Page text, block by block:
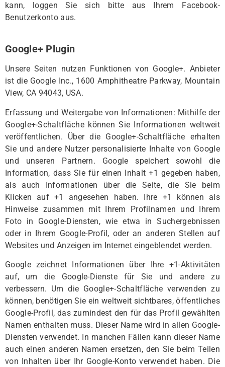
kann, loggen Sie sich bitte aus Ihrem Facebook-
Benutzerkonto aus.
Google+ Plugin
Unsere Seiten nutzen Funktionen von Google+. Anbieter
ist die Google Inc., 1600 Amphitheatre Parkway, Mountain
View, CA 94043, USA.
Erfassung und Weitergabe von Informationen: Mithilfe der
Google+-Schaltfläche können Sie Informationen weltweit
veröffentlichen. Über die Google+-Schaltfläche erhalten
Sie und andere Nutzer personalisierte Inhalte von Google
und unseren Partnern. Google speichert sowohl die
Information, dass Sie für einen Inhalt +1 gegeben haben,
als auch Informationen über die Seite, die Sie beim
Klicken auf +1 angesehen haben. Ihre +1 können als
Hinweise zusammen mit Ihrem Profilnamen und Ihrem
Foto in Google-Diensten, wie etwa in Suchergebnissen
oder in Ihrem Google-Profil, oder an anderen Stellen auf
Websites und Anzeigen im Internet eingeblendet werden.
Google zeichnet Informationen über Ihre +1-Aktivitäten
auf, um die Google-Dienste für Sie und andere zu
verbessern. Um die Google+-Schaltfläche verwenden zu
können, benötigen Sie ein weltweit sichtbares, öffentliches
Google-Profil, das zumindest den für das Profil gewählten
Namen enthalten muss. Dieser Name wird in allen Google-
Diensten verwendet. In manchen Fällen kann dieser Name
auch einen anderen Namen ersetzen, den Sie beim Teilen
von Inhalten über Ihr Google-Konto verwendet haben. Die